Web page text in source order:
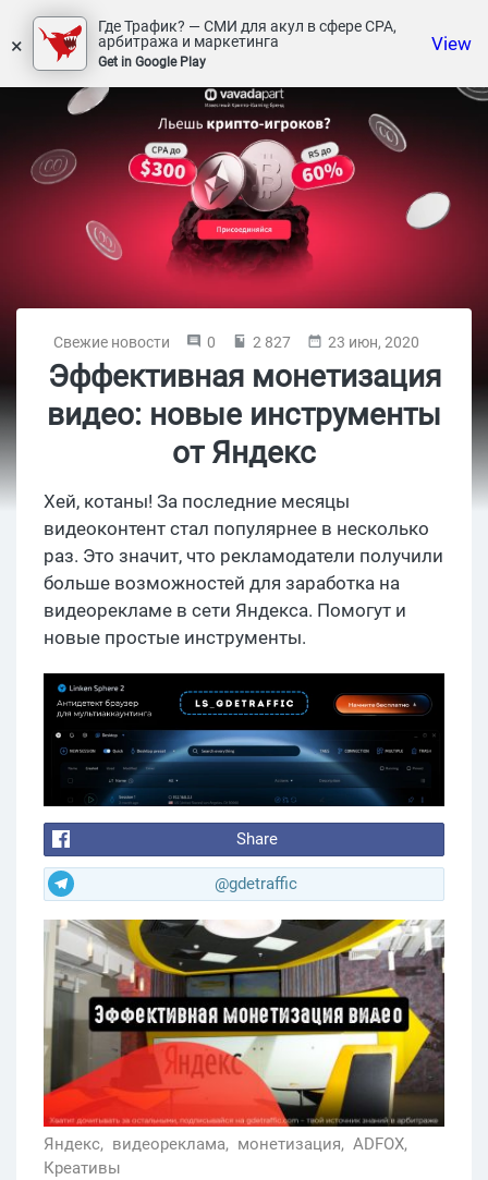
×
Где Трафик? — СМИ для акул в сфере СРА,
арбитража и маркетинга
Get in Google Play
View
Свежие новости 0 2 827 23 июн, 2020
Эффективная монетизация
видео: новые инструменты
от Яндекс
Хей, котаны! За последние месяцы
видеоконтент стал популярнее в несколько
раз. Это значит, что рекламодатели получили
больше возможностей для заработка на
видеорекламе в сети Яндекса. Помогут и
новые простые инструменты.
Share
@gdetraffic
Яндекс, видеореклама, монетизация, ADFOX,
Креативы